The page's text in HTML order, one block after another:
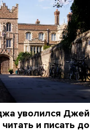
уволился
и писать до